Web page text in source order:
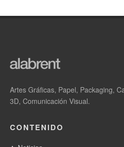
Artes Gráficas, Papel, Packaging,
3D, Comunicación Visual.
CONTENIDO